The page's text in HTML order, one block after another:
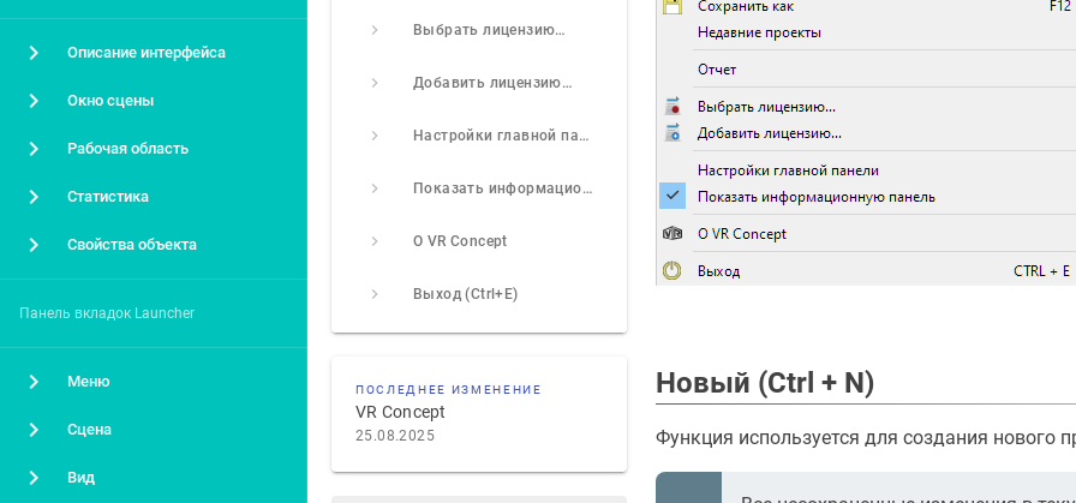
Описание интерфейса
Окно сцены
Рабочая область
Статистика
Свойства объекта
Панель вкладок Launcher
Меню
Сцена
Вид
Выбрать лицензию…
Добавить лицензию…
Настройки главной панели
Показать информационную панель
О VR Concept
Выход (Ctrl+E)
ПОСЛЕДНЕЕ ИЗМЕНЕНИЕ
VR Concept
25.08.2025
Новый (Ctrl + N)
Функция используется для создания нового